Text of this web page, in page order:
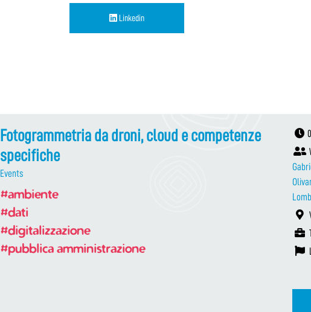
Linkedin
Fotogrammetria da droni, cloud e competenze
specifiche
Events
#ambiente
#dati
#digitalizzazione
#pubblica amministrazione